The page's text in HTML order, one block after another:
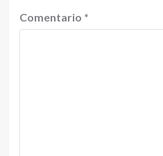
Comentario *